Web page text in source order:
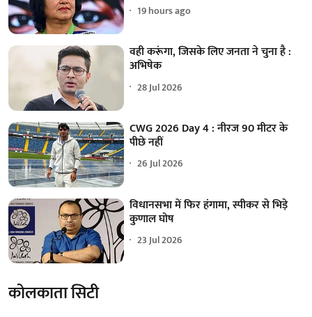
19 hours ago
वही करूंगा, जिसके लिए जनता ने चुना है :
अभिषेक
28 Jul 2026
CWG 2026 Day 4 : नीरज 90 मीटर के
पीछे नहीं
26 Jul 2026
विधानसभा में फिर हंगामा, स्पीकर से भिड़े
कुणाल घोष
23 Jul 2026
कोलकाता सिटी